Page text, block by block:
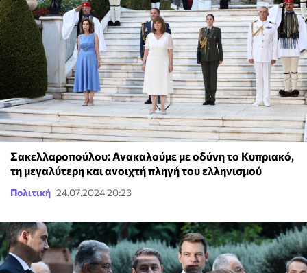
Σακελλαροπούλου: Ανακαλούμε με οδύνη το Κυπριακό,
τη μεγαλύτερη και ανοιχτή πληγή του ελληνισμού
Πολιτική 24.07.2024 20:23